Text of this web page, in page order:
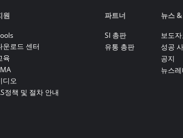
원
운로드 센터
육
디오
정책 및 절차 안내
파트너
SI 총판
유통 총판
뉴스
보도
성공
공지
뉴스